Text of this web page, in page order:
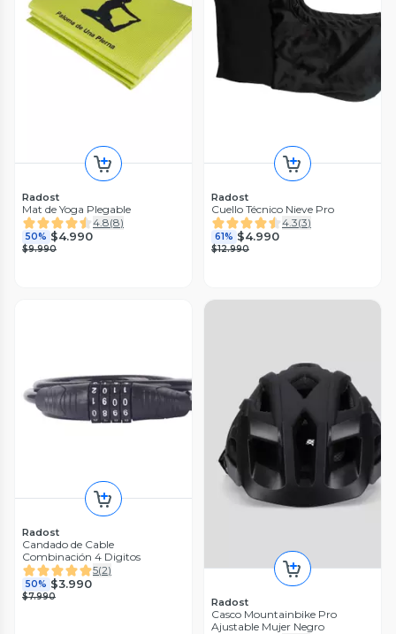
Radost
Mat de Yoga Plegable
4.8(8)
50% $4.990
$9.990
Radost
Cuello Técnico Nieve Pro
4.3(3)
61% $4.990
$12.990
Radost
Candado de Cable
Combinación 4 Digitos
5(2)
50% $3.990
$7.990 Radost
Casco Mountainbike Pro
Ajustable Mujer Negro